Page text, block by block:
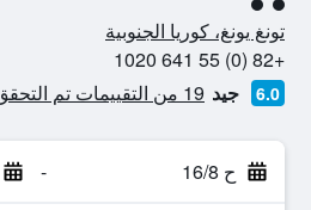
تقييم فئة 2
تونغ يونغ، كوريا الجنوبية
+82 (0) 55 641 1020
6.0 جيد 19 من التقييمات تم التحقق منها
ح 16/8 -